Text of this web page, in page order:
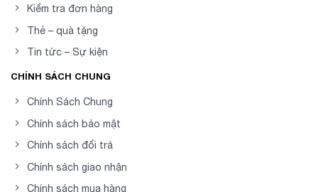
Kiểm tra đơn hàng
Thẻ – quà tặng
Tin tức – Sự kiện
CHÍNH SÁCH CHUNG
Chính Sách Chung
Chính sách bảo mật
Chính sách đổi trả
Chính sách giao nhận
Chính sách mua hàng